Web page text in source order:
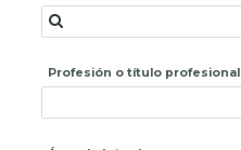
Profesión o título profesional